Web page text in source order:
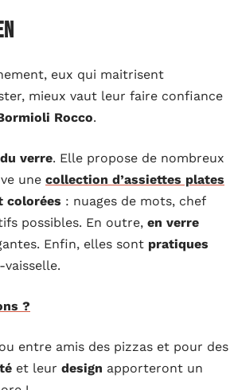
eux qui maitrisent
mieux vaut leur faire confiance
Rocco.
verre. Elle propose de nombreux
une collection d’assiettes plates
colorées : nuages de mots, chef
possibles. En outre, en verre
Enfin, elles sont pratiques
?
entre amis des pizzas et pour des
et leur design apporteront un